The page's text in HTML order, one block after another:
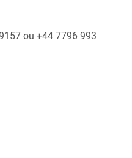
ou +44 7796 993